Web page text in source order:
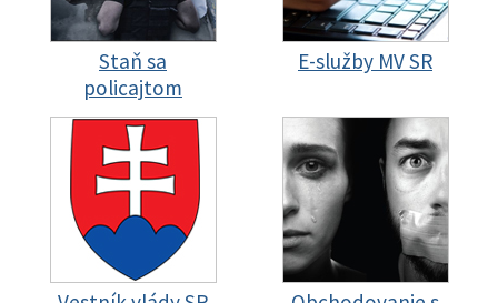
Staň sa
policajtom
E-služby MV SR